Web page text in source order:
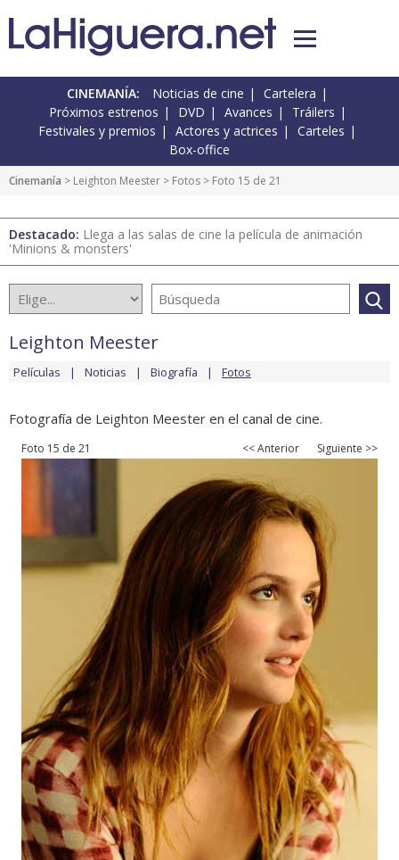
CINEMANÍA: Noticias de cine
Cartelera
Próximos estrenos
DVD Avances
Tráilers
Festivales y premios
Actores y actrices
Carteles
Box-office
Cinemanía > Leighton Meester > Fotos > Foto 15 de 21
Destacado: Llega a las salas de cine la película de animación
'Minions & monsters'
Leighton Meester
Películas Noticias Biografía Fotos
Fotografía de Leighton Meester en el canal de cine.
Foto 15 de 21 << Anterior Siguiente >>